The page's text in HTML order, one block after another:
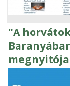
"A
megnyitója